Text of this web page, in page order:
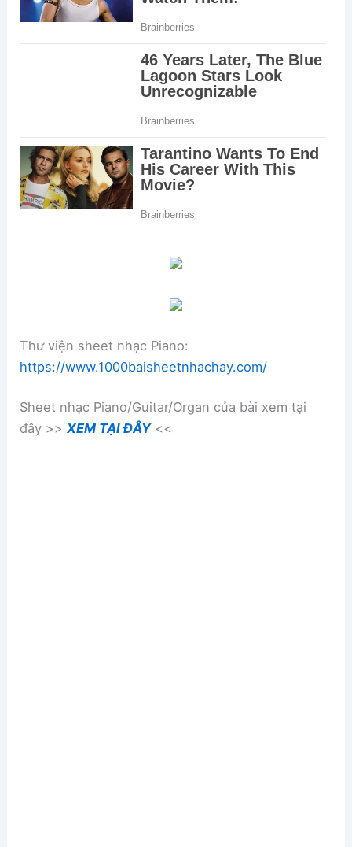
Thư viện sheet nhạc Piano:
https://www.1000baisheetnhachay.com/
Sheet nhạc Piano/Guitar/Organ của bài xem tại
đây >>XEM TẠI ĐÂY<<